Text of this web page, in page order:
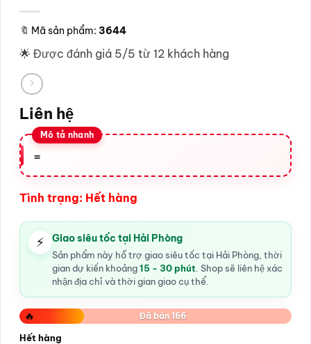
🔖 Mã sản phẩm: 3644
🌟 Được đánh giá 5/5 từ 12 khách hàng
Liên hệ
=
Tình trạng: Hết hàng
⚡ Giao siêu tốc tại Hải Phòng
Sản phẩm này hỗ trợ giao siêu tốc tại Hải Phòng, thời
gian dự kiến khoảng15 - 30 phút . Shop sẽ liên hệ xác
nhận địa chỉ và thời gian giao cụ thể.
🔥 Đã bán 166
Hết hàng